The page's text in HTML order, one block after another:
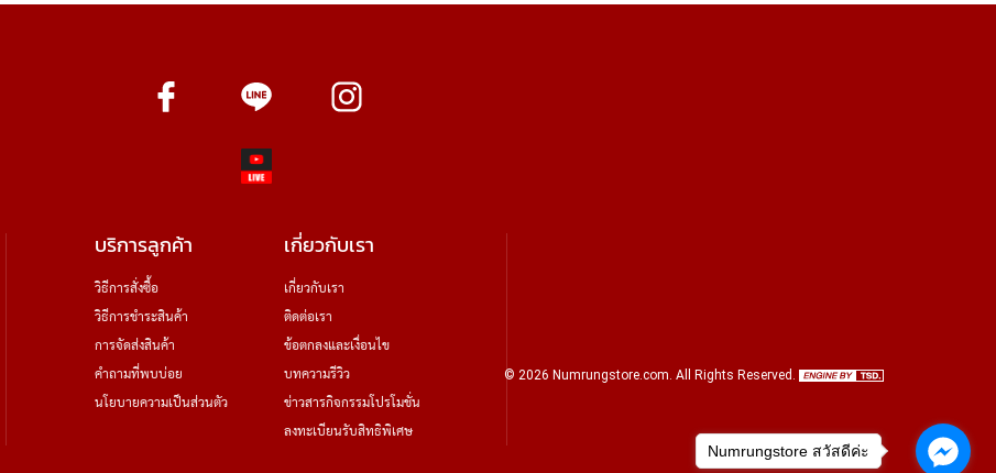
บริการลูกค้า
วิธีการสั่งซื้อ
วิธีการชำระสินค้า
การจัดส่งสินค้า
คำถามที่พบบ่อย
นโยบายความเป็นส่วนตัว
เกี่ยวกับเรา
เกี่ยวกับเรา
ติดต่อเรา
ข้อตกลงและเงื่อนไข
บทความรีวิว
ข่าวสารกิจกรรมโปรโมชั่น
ลงทะเบียนรับสิทธิพิเศษ
© 2026 Numrungstore.com. All Rights Reserved.
Numrungstore สวัสดีค่ะ